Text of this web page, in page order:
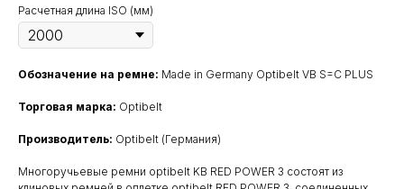
Расчетная длина ISO (мм)
Обозначение на ремне: Made in Germany Optibelt VB S=C PLUS
Торговая марка: Optibelt
Производитель: Optibelt (Германия)
Многоручьевые ремни optibelt KB RED POWER 3 состоят из